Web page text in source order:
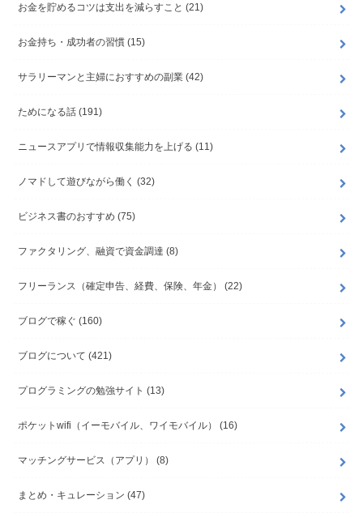
お金を貯めるコツは支出を減らすこと (21)
お金持ち・成功者の習慣 (15)
サラリーマンと主婦におすすめの副業 (42)
ためになる話 (191)
ニュースアプリで情報収集能力を上げる (11)
ノマドして遊びながら働く (32)
ビジネス書のおすすめ (75)
ファクタリング、融資で資金調達 (8)
フリーランス（確定申告、経費、保険、年金） (22)
ブログで稼ぐ (160)
ブログについて (421)
プログラミングの勉強サイト (13)
ポケットwifi（イーモバイル、ワイモバイル） (16)
マッチングサービス（アプリ） (8)
まとめ・キュレーション (47)